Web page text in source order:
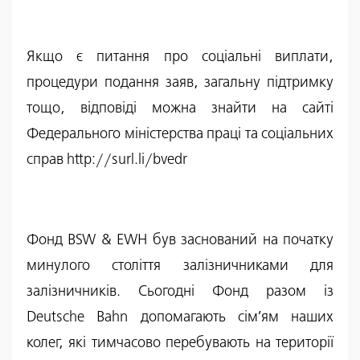
Якщо є питання про соціальні виплати,
процедури подання заяв, загальну підтримку
тощо, відповіді можна знайти на сайті
Федерального міністерства праці та соціальних
справ http://surl.li/bvedr
Фонд BSW & EWH був заснований на початку
минулого століття залізничниками для
залізничників. Сьогодні Фонд разом із
Deutsche Bahn допомагають сім’ям наших
колег, які тимчасово перебувають на території